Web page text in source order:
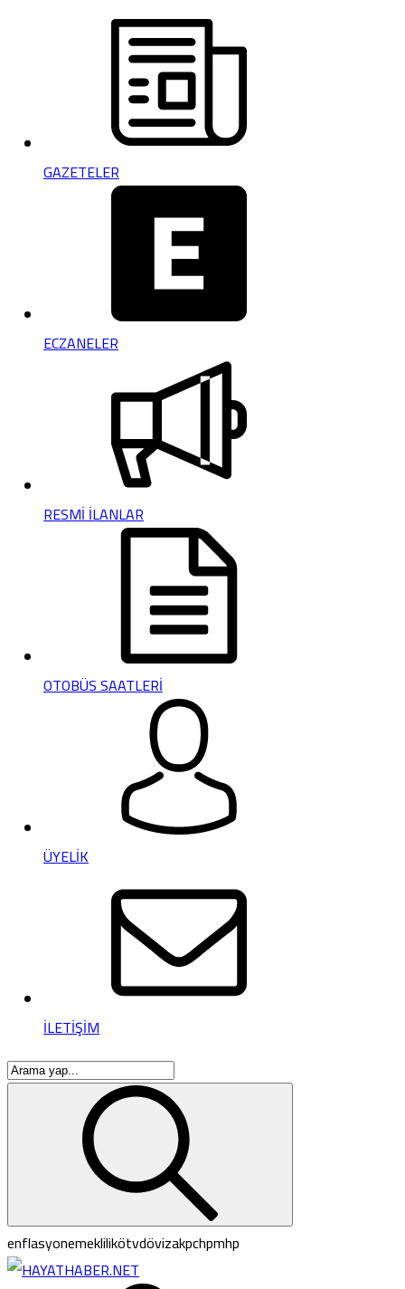
GAZETELER
ECZANELER
RESMİ İLANLAR
OTOBÜS SAATLERİ
ÜYELİK
İLETİŞİM
enflasyonemeklilikötvdövizakpchpmhp